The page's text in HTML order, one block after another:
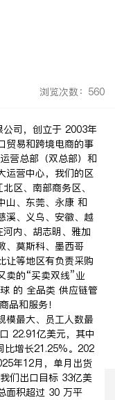
浏览次数：560
司，创立于 2003年
贸易和跨境电商的事
营总部（双总部）和
运营中心，我们的区
区、南部商务区、
山、东莞、永康 和
溪、义乌、安徽、越
内、胡志明、雅加
、莫斯科、墨西哥
让等地区有负责采购
卖的“买卖双线”业
的 全品类 供应链管
品和服务！
模最大、员工人数最
22.91亿美元，其中
比增长21.25%。202
年12月，单月出货
们出口目标 33亿美
面积超过 30 万平